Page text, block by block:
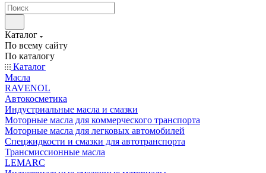
Каталог
По всему сайту
По каталогу
Каталог
Масла
RAVENOL
Автокосметика
Индустриальные масла и смазки
Моторные масла для коммерческого транспорта
Моторные масла для легковых автомобилей
Спецжидкости и смазки для автотранспорта
Трансмиссионные масла
LEMARC